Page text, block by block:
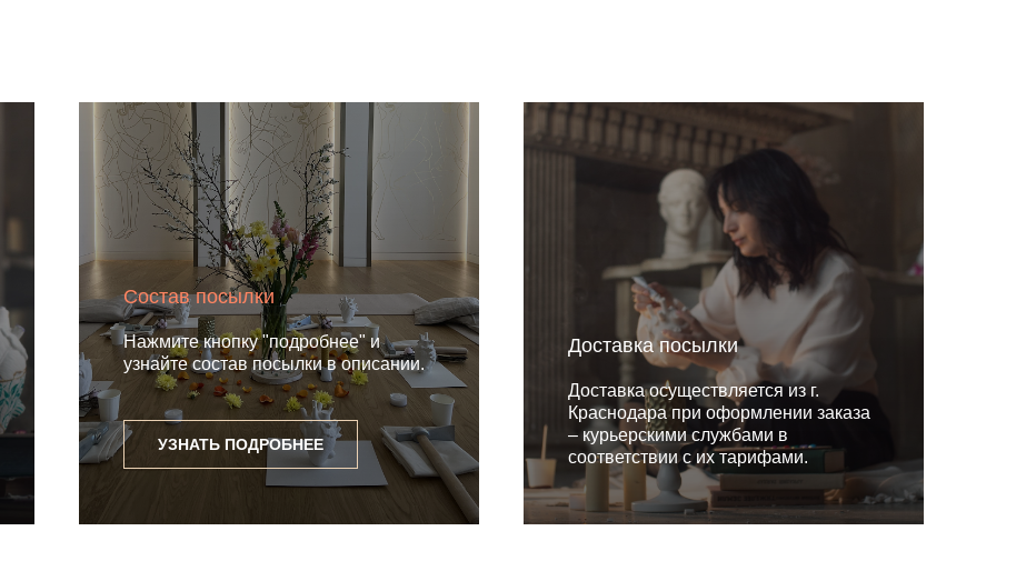
Состав посылки
Нажмите кнопку "подробнее" и
узнайте состав посылки в описании.
УЗНАТЬ ПОДРОБНЕЕ
Доставка посылки
Доставка осуществляется из г.
Краснодара при оформлении заказа
– курьерскими службами в
соответствии с их тарифами.